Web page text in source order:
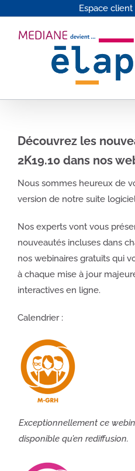
contenu
Espace
Découvrez les
2K19.10 dans nos
Nous sommes heureux de
version de notre suite
Nos experts vont vous
nouveautés incluses dans
nos webinaires gratuits qui
à chaque mise à jour
interactives en ligne.
Calendrier :
Exceptionnellement ce
disponible qu’en rediffusion.